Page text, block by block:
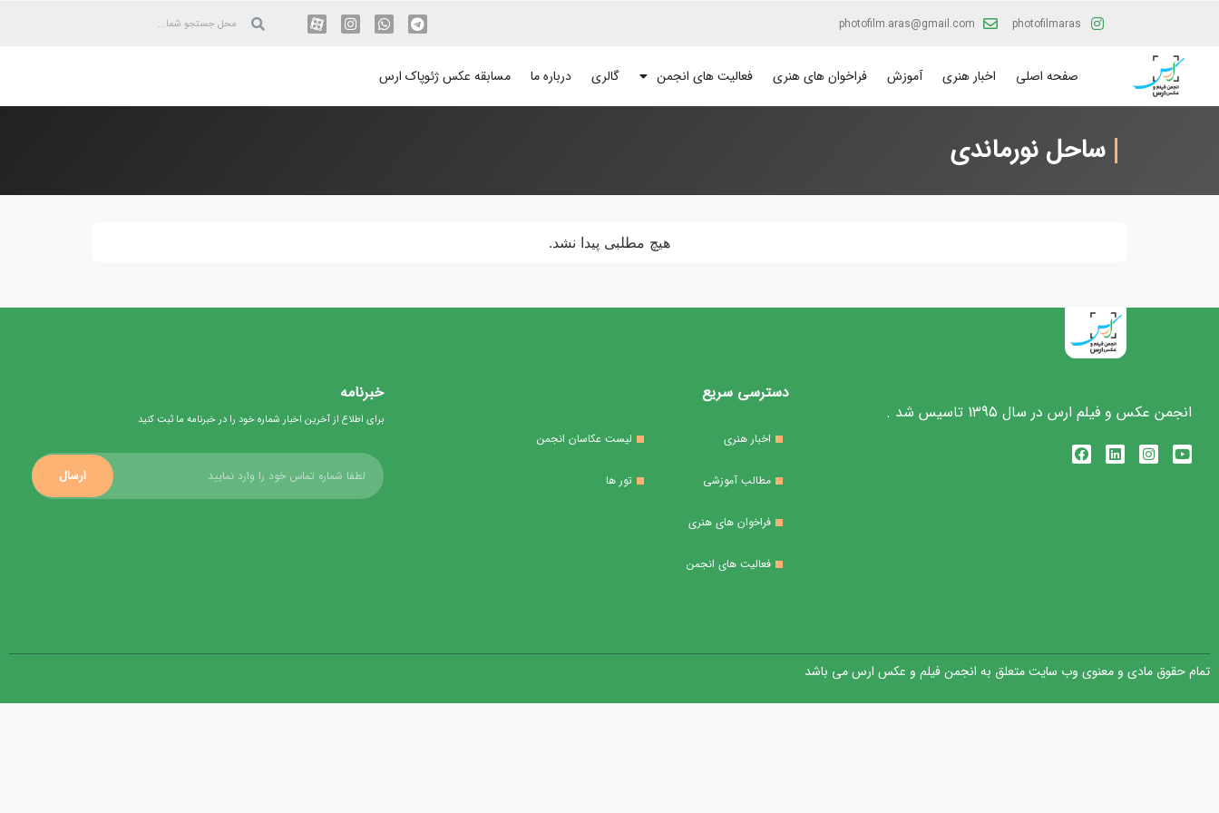
photofilmaras
photofilm.aras@gmail.com
صفحه اصلی اخبار هنری آموزش فراخوان های هنری فعالیت های انجمن گالری درباره ما مسابقه عکس ژئوپاک ارس
ساحل نورماندی
هیچ مطلبی پیدا نشد.
انجمن عکس و فیلم ارس در سال 1395 تاسیس شد .
دسترسی سریع
اخبار هنری
مطالب آموزشی
فراخوان های هنری
فعالیت های انجمن
لیست عکاسان انجمن
تور ها
خبرنامه
برای اطلاع از آخرین اخبار شماره خود را در خبرنامه ما ثبت کنید
ارسال
تمام حقوق مادی و معنوی وب سایت متعلق به انجمن فیلم و عکس ارس می باشد ​